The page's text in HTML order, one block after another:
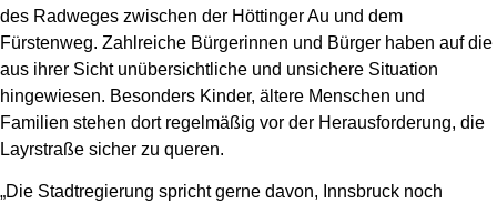
des Radweges zwischen der Höttinger Au und dem
Fürstenweg. Zahlreiche Bürgerinnen und Bürger haben auf die
aus ihrer Sicht unübersichtliche und unsichere Situation
hingewiesen. Besonders Kinder, ältere Menschen und
Familien stehen dort regelmäßig vor der Herausforderung, die
Layrstraße sicher zu queren.
„Die Stadtregierung spricht gerne davon, Innsbruck noch